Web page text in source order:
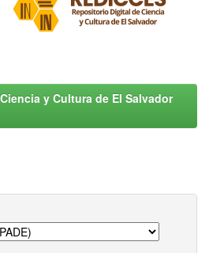
y Cultura de El Salvador